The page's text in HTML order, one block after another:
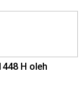
H oleh